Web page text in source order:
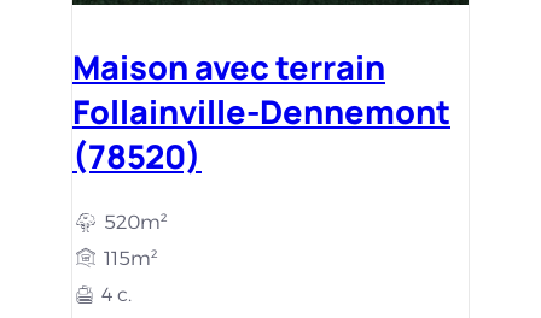
Maison avec terrain
Follainville-Dennemont
(78520)
520m²
115m²
4 c.